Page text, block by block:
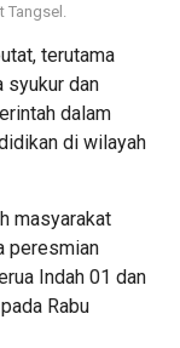
terutama
syukur dan
dalam
di wilayah
masyarakat
peresmian
Indah 01 dan
Rabu